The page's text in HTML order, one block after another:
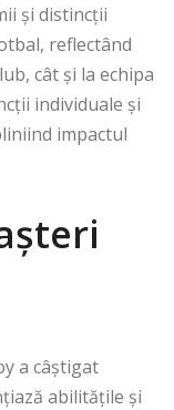
și distincții
reflectând
cât și la echipa
individuale și
impactul
a câștigat
abilitățile și